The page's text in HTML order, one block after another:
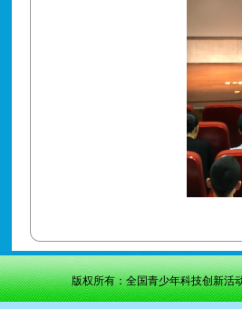
版权所有：全国青少年科技创新